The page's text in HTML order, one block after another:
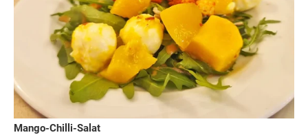
Mango-Chilli-Salat